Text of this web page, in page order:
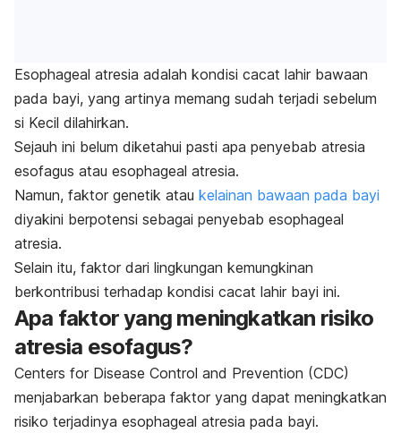
Esophageal atresia adalah kondisi cacat lahir bawaan
pada bayi, yang artinya memang sudah terjadi sebelum
si Kecil dilahirkan.
Sejauh ini belum diketahui pasti apa penyebab atresia
esofagus atau esophageal atresia.
Namun, faktor genetik atau kelainan bawaan pada bayi
diyakini berpotensi sebagai penyebab esophageal
atresia.
Selain itu, faktor dari lingkungan kemungkinan
berkontribusi terhadap kondisi cacat lahir bayi ini.
Apa faktor yang meningkatkan risiko
atresia esofagus?
Centers for Disease Control and Prevention (CDC)
menjabarkan beberapa faktor yang dapat meningkatkan
risiko terjadinya esophageal atresia pada bayi.